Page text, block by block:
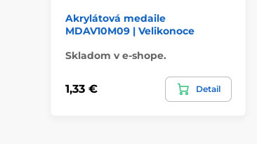
Akrylátová medaile
MDAV10M09 | Velikonoce
Skladom v e-shope.
1,33 € Detail